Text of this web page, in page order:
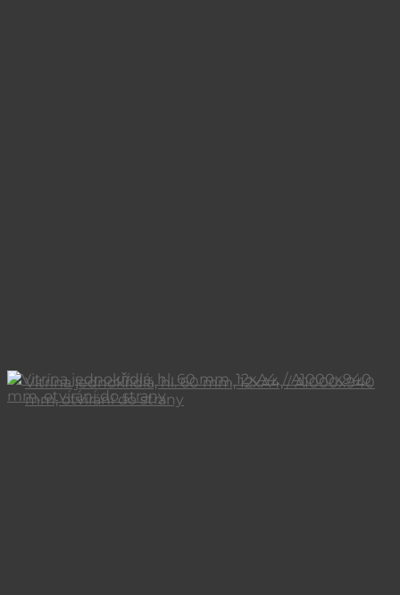
Vitrína jednokřídlá, hl. 60 mm, 12xA4, / A1000x940
mm, otvírání do strany